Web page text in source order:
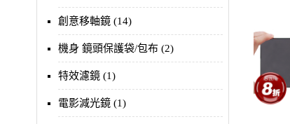
創意移軸鏡 (14)
機身 鏡頭保護袋/包布 (2)
特效濾鏡 (1)
電影減光鏡 (1)